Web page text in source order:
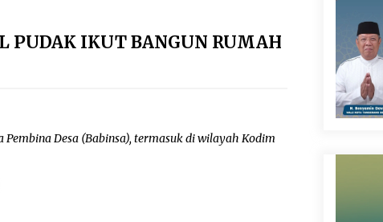
PUDAK IKUT BANGUN RUMAH
Desa (Babinsa), termasuk di wilayah Kodim